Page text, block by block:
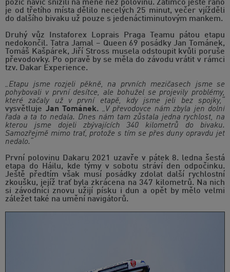
pozic navíc snížili na méně než polovinu. Zatímco ještě ráno
je od třetího místa dělilo necelých 25 minut, večer vjížděli
do dalšího bivaku už pouze s jedenáctiminutovým mankem.
Druhý vůz Instaforex Loprais Praga Teamu pátou etapu
nedokončil. Tatra Jamal – Queen 69 posádky Jan Tománek,
Tomáš Kašpárek, Jiří Stross musela odstoupit kvůli poruše
převodovky. Po opravě by se měla do závodu vrátit v rámci
tzv. Dakar Experience.
„Etapu jsme rozjeli pěkně, na prvních mezičasech jsme se
pohybovali v první desítce, ale bohužel se projevily problémy,
které začaly už v první etapě, kdy jsme jeli bez spojky,“
vysvětluje Jan Tománek. „V převodovce nám zbyla jen dolní
řada a ta to nedala. Dnes nám tam zůstala jedna rychlost, na
kterou jsme dojeli zbývajících 340 kilometrů do bivaku.
Samozřejmě mimo trať, protože s tím se přes duny opravdu jet
nedalo.“
První polovinu Dakaru 2021 uzavře v pátek 8. ledna šestá
etapa do Háilu, kde týmy v sobotu stráví den odpočinku.
Ještě předtím však musí posádky zdolat další rychlostní
zkoušku, jejíž trať byla zkrácena na 347 kilometrů. Na nich
si závodníci znovu užijí písku i dun a opět by mělo velmi
záležet také na umění navigátorů.